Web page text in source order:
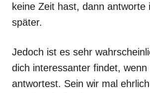
keine Zeit hast, dann antworte
später.
Jedoch ist es sehr
dich interessanter findet,
antwortest. Sein wir mal